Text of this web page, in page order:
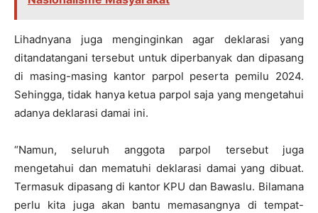
Lihadnyana juga menginginkan agar deklarasi yang
ditandatangani tersebut untuk diperbanyak dan dipasang
di masing-masing kantor parpol peserta pemilu 2024.
Sehingga, tidak hanya ketua parpol saja yang mengetahui
adanya deklarasi damai ini.
“Namun, seluruh anggota parpol tersebut juga
mengetahui dan mematuhi deklarasi damai yang dibuat.
Termasuk dipasang di kantor KPU dan Bawaslu. Bilamana
perlu kita juga akan bantu memasangnya di tempat-